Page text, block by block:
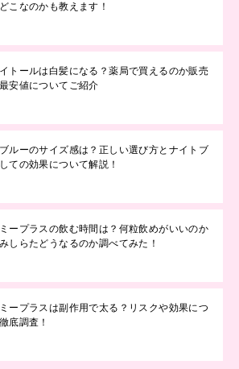
こなのかも教えます！
トールは白髪になる？薬局で買えるのか販売
安値についてご紹介
ルーのサイズ感は？正しい選び方とナイトブ
ての効果について解説！
ープラスの飲む時間は？何粒飲めがいいのか
しらたどうなるのか調べてみた！
ープラスは副作用で太る？リスクや効果につ
底調査！